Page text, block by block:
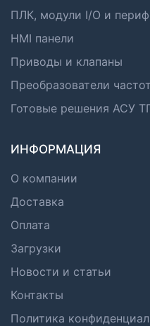
ПЛК, модули I/O и
HMI панели
Приводы и клапаны
Преобразователи
Готовые решения АСУ
ИНФОРМАЦИЯ
О компании
Доставка
Оплата
Загрузки
Новости и статьи
Контакты
Политика